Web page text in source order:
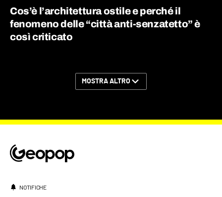
Cos’è l’architettura ostile e perché il
fenomeno delle “città anti-senzatetto” è
così criticato
MOSTRA ALTRO
NOTIFICHE